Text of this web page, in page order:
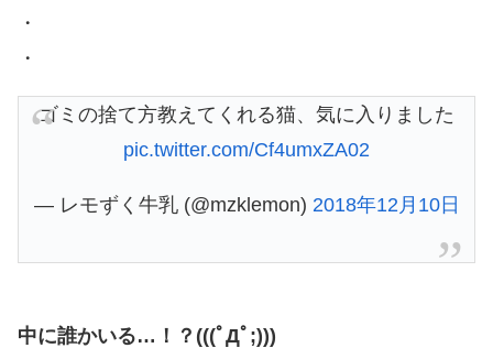
・
・
ゴミの捨て方教えてくれる猫、気に入りました
pic.twitter.com/Cf4umxZA02
— レモずく牛乳 (@mzklemon) 2018年12月10日
中に誰かいる…！？(((ﾟДﾟ;)))